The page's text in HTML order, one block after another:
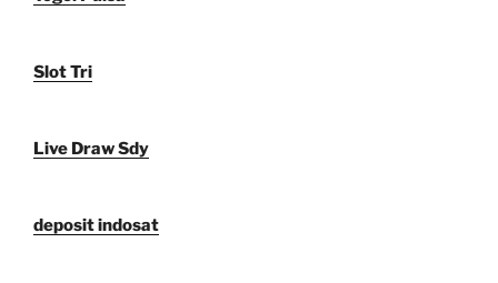
Slot Tri
Live Draw Sdy
deposit indosat